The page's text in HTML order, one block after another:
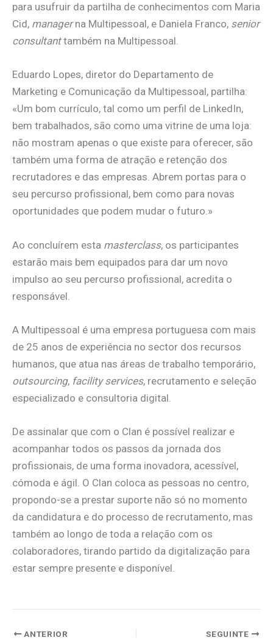
para usufruir da partilha de conhecimentos com Maria
Cid, managerna Multipessoal, e Daniela Franco, senior
consultanttambém na Multipessoal.
Eduardo Lopes, diretor do Departamento de
Marketing e Comunicação da Multipessoal, partilha:
«Um bom currículo, tal como um perfil de LinkedIn,
bem trabalhados, são como uma vitrine de uma loja:
não mostram apenas o que existe para oferecer, são
também uma forma de atração e retenção dos
recrutadores e das empresas. Abrem portas para o
seu percurso profissional, bem como para novas
oportunidades que podem mudar o futuro.»
Ao concluírem esta masterclass, os participantes
estarão mais bem equipados para dar um novo
impulso ao seu percurso profissional, acredita o
responsável.
A Multipessoal é uma empresa portuguesa com mais
de 25 anos de experiência no sector dos recursos
humanos, que atua nas áreas de trabalho temporário,
outsourcing, facility services, recrutamento e seleção
especializado e consultoria digital.
De assinalar que com o Clan é possível realizar e
acompanhar todos os passos da jornada dos
profissionais, de uma forma inovadora, acessível,
cómoda e ágil. O Clan coloca as pessoas no centro,
propondo-se a prestar suporte não só no momento
da candidatura e do processo de recrutamento, mas
também ao longo de toda a relação com os
colaboradores, tirando partido da digitalização para
estar sempre presente e disponível.
ANTERIOR SEGUINTE